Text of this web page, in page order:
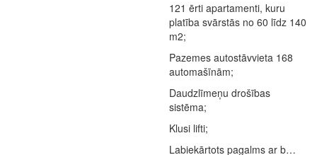
121 ērti apartamenti, kuru
platība svārstās no 60 līdz 140
m2;
Pazemes autostāvvieta 168
automašīnām;
Daudzlīmeņu drošības
sistēma;
Klusi lifti;
Labiekārtots pagalms ar b…